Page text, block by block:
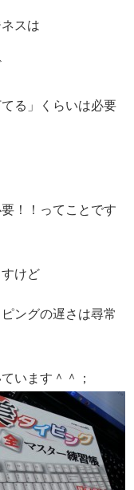
スは
る」くらいは必要
！！ってことです
けど
ングの遅さは尋常
います＾＾；